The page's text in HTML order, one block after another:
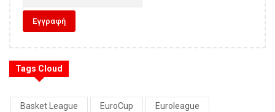
Tags Cloud
Basket League EuroCup Euroleague